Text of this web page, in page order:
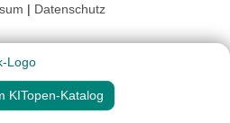
| Datenschutz
KITopen-Katalog